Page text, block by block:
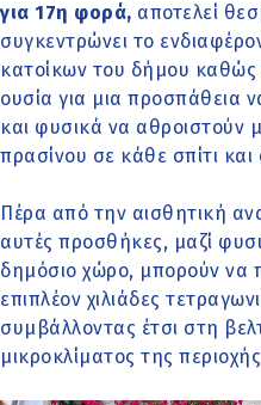
για 17η φορά, αποτελεί
συγκεντρώνει το
κατοίκων του δήμου καθώς
ουσία για μια προσπάθεια
και φυσικά να αθροιστούν
πρασίνου σε κάθε σπίτι και
Πέρα από την αισθητική
αυτές προσθήκες, μαζί
δημόσιο χώρο, μπορούν να
επιπλέον χιλιάδες
συμβάλλοντας έτσι στη
μικροκλίματος της